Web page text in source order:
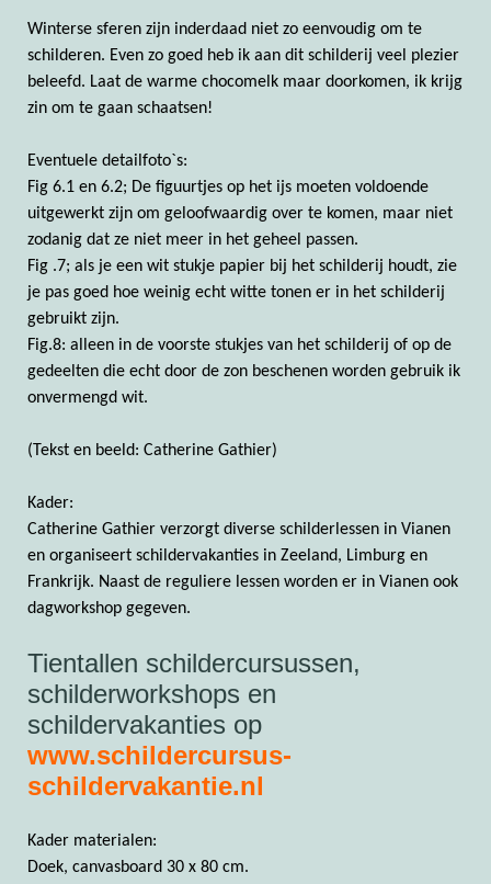
Winterse sferen zijn inderdaad niet zo eenvoudig om te
schilderen. Even zo goed heb ik aan dit schilderij veel plezier
beleefd. Laat de warme chocomelk maar doorkomen, ik krijg
zin om te gaan schaatsen!
Eventuele detailfoto`s:
Fig 6.1 en 6.2; De figuurtjes op het ijs moeten voldoende
uitgewerkt zijn om geloofwaardig over te komen, maar niet
zodanig dat ze niet meer in het geheel passen.
Fig .7; als je een wit stukje papier bij het schilderij houdt, zie
je pas goed hoe weinig echt witte tonen er in het schilderij
gebruikt zijn.
Fig.8: alleen in de voorste stukjes van het schilderij of op de
gedeelten die echt door de zon beschenen worden gebruik ik
onvermengd wit.
(Tekst en beeld: Catherine Gathier)
Kader:
Catherine Gathier verzorgt diverse schilderlessen in Vianen
en organiseert schildervakanties in Zeeland, Limburg en
Frankrijk. Naast de reguliere lessen worden er in Vianen ook
dagworkshop gegeven.
Tientallen schildercursussen,
schilderworkshops en
schildervakanties op
www.schildercursus-
schildervakantie.nl
Kader materialen:
Doek, canvasboard 30 x 80 cm.